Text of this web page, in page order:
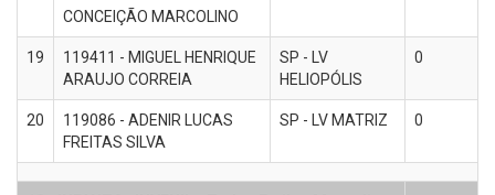
CONCEIÇÃO MARCOLINO
19
119411 - MIGUEL HENRIQUE
ARAUJO CORREIA
SP - LV
HELIOPÓLIS
0
20
119086 - ADENIR LUCAS
FREITAS SILVA
SP - LV MATRIZ 0